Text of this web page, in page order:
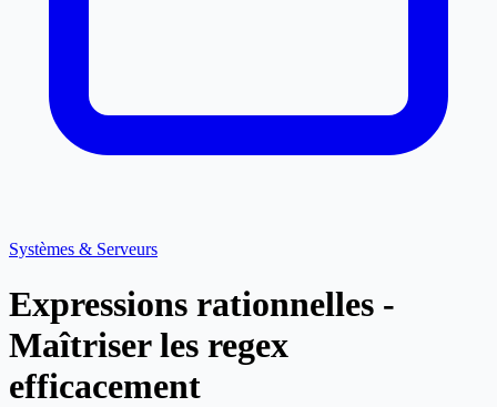
Systèmes & Serveurs
Expressions rationnelles -
Maîtriser les regex
efficacement